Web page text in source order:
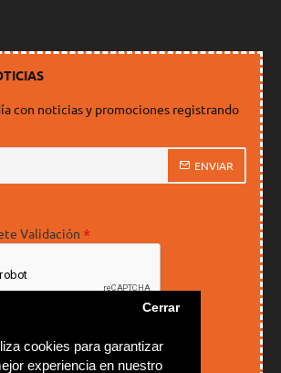
cookies para garantizar
experiencia en nuestro
Cerrar
con noticias y promociones registrando
ENVIAR
Validación
de acuerdo con los